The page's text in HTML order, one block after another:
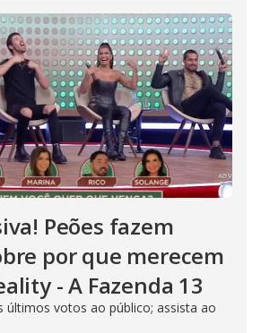
Peões fazem
por que merecem
- A Fazenda 13
últimos votos ao público; assista ao